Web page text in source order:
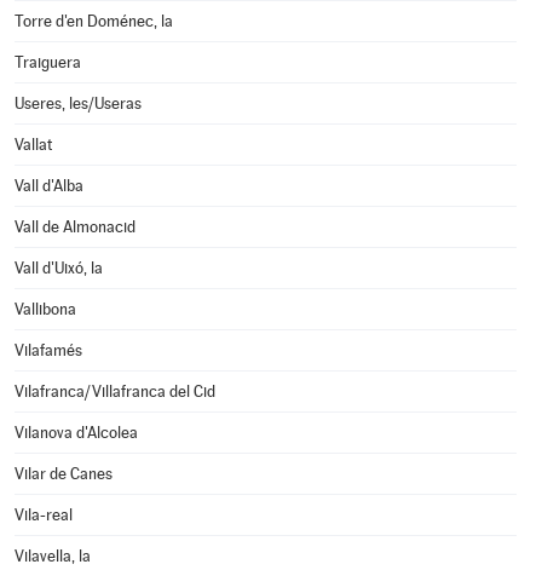
Torre d'en Doménec, la
Traiguera
Useres, les/Useras
Vallat
Vall d'Alba
Vall de Almonacid
Vall d'Uixó, la
Vallibona
Vilafamés
Vilafranca/Villafranca del Cid
Vilanova d'Alcolea
Vilar de Canes
Vila-real
Vilavella, la